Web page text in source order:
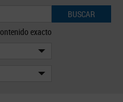
BUSCAR
exacto